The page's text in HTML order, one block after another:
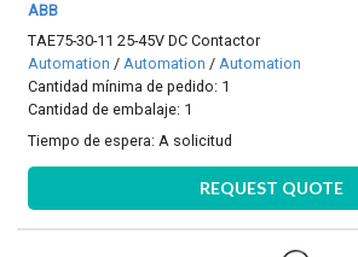
ABB
TAE75-30-11 25-45V DC Contactor
Automation /Automation /Automation
Cantidad mínima de pedido: 1
Cantidad de embalaje: 1
Tiempo de espera: A solicitud
REQUEST QUOTE